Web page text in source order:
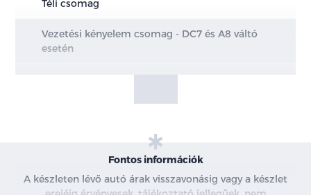
Téli csomag
Vezetési kényelem csomag - DC7 és A8 váltó
esetén
Fontos információk
A készleten lévő autó árak visszavonásig vagy a készlet